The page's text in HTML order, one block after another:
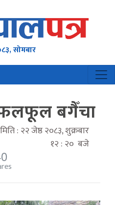
सोमबार
फलफूल बगैँचा
: २२ जेष्ठ २०८३, शुक्रबार
१२ : २० बजे